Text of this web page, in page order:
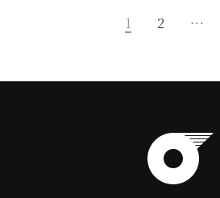
1 2 …